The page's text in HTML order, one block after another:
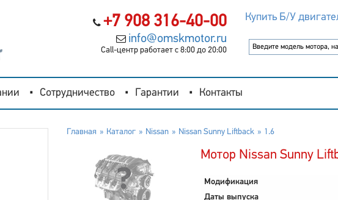
+7 908 316-40-00
info@omskmotor.ru
Call-центр работает с 8:00 до 20:00
Купить Б/У
Сотрудничество Гарантии Контакты
Главная Каталог Nissan Nissan Sunny Liftback 1.6
Мотор Nissan Sunny
Модификация
Даты выпуска